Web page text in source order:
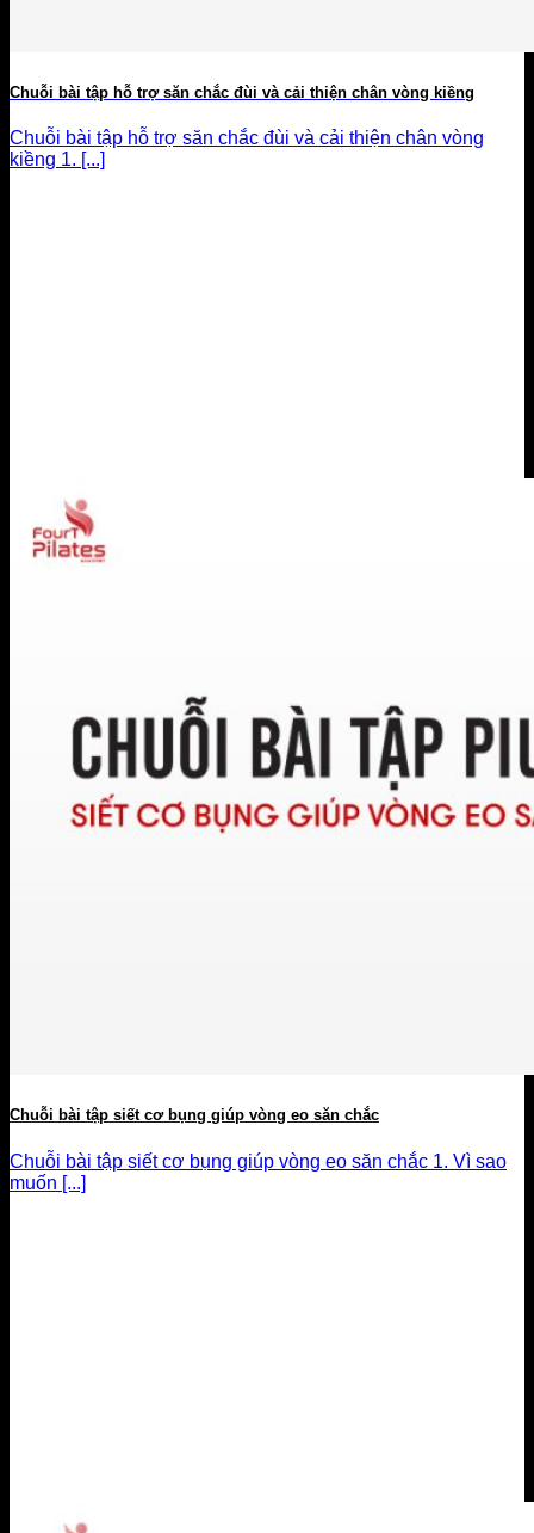
Chuỗi bài tập hỗ trợ săn chắc đùi và cải thiện chân vòng kiềng
Chuỗi bài tập hỗ trợ săn chắc đùi và cải thiện chân vòng
kiềng 1. [...]
Chuỗi bài tập siết cơ bụng giúp vòng eo săn chắc
Chuỗi bài tập siết cơ bụng giúp vòng eo săn chắc 1. Vì sao
muốn [...]